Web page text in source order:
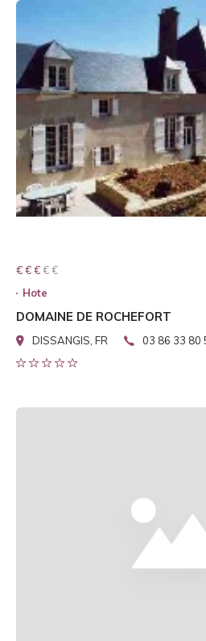
€ € € € €
€ € €
Hote
DOMAINE DE ROCHEFORT
DISSANGIS, FR 03 86 33 80